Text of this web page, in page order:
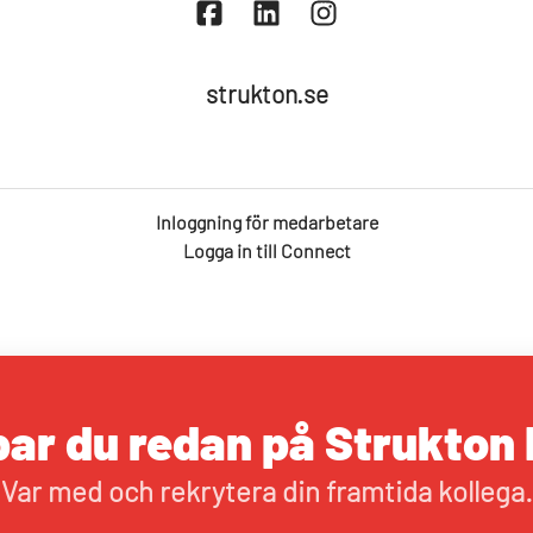
strukton.se
Inloggning för medarbetare
Logga in till Connect
du redan på Strukton
Var med och rekrytera din framtida kollega.